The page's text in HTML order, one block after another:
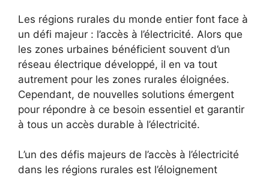
Les régions rurales du monde entier font face à
un défi majeur⁢ : l’accès à l’électricité. Alors que
les zones urbaines bénéficient souvent ‍d’un
réseau électrique développé, il en va ‍tout
autrement pour les zones rurales‌ éloignées.
Cependant, de nouvelles solutions émergent
pour répondre à ce besoin essentiel et garantir
à tous un accès durable ‍à l’électricité.
L’un des défis majeurs⁤ de l’accès à l’électricité
dans les régions rurales est l’éloignement